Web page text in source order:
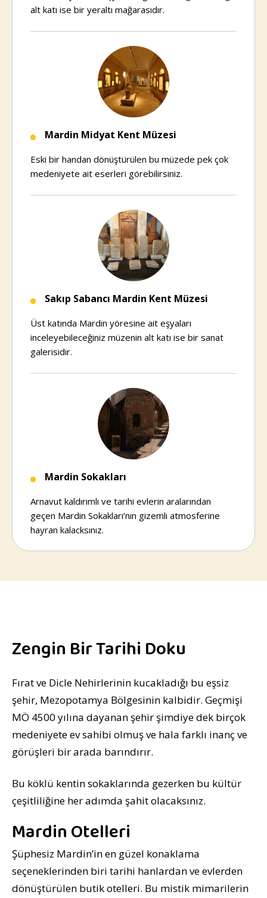
alt katı ise bir yeraltı mağarasıdır.
Mardin Midyat Kent Müzesi
Eski bir handan dönüştürülen bu müzede pek çok
medeniyete ait eserleri görebilirsiniz.
Sakıp Sabancı Mardin Kent Müzesi
Üst katında Mardin yöresine ait eşyaları
inceleyebileceğiniz müzenin alt katı ise bir sanat
galerisidir.
Mardin Sokakları
Arnavut kaldırımlı ve tarihi evlerin aralarından
geçen Mardin Sokakları’nın gizemli atmosferine
hayran kalacksınız.
Zengin Bir Tarihi Doku
Fırat ve Dicle Nehirlerinin kucakladığı bu eşsiz
şehir, Mezopotamya Bölgesinin kalbidir. Geçmişi
MÖ 4500 yılına dayanan şehir şimdiye dek birçok
medeniyete ev sahibi olmuş ve hala farklı inanç ve
görüşleri bir arada barındırır.
Bu köklü kentin sokaklarında gezerken bu kültür
çeşitliliğine her adımda şahit olacaksınız.
Mardin Otelleri
Şüphesiz Mardin’in en güzel konaklama
seçeneklerinden biri tarihi hanlardan ve evlerden
dönüştürülen butik otelleri. Bu mistik mimarilerin